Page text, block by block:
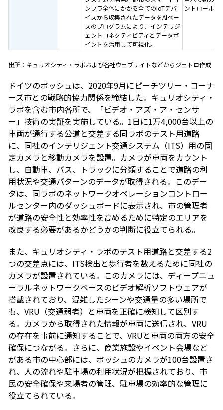
ンフラ全体にかかる全てのIoTデバ
イスから収集されたデータをAIベー
スのプログラムにより、インテリジ
ェントコネクティビティとデータポ
イントを活用して可視化。
ントロールセ
出所：キュリオシティ・ラボおよび各社ウェブサイトなどからジェトロ作成
ドイツのボッシュは、2020年9月にピーチツリー・コーナ
ーズ市との戦略的協力関係を締結した。キュリオシティ・
ラボを含む市内各所で、「ビデオ・アズ・ア・センサ
ー」技術の実証を実施している。1日に1万4,000台以上の
車両が通行する公道と交差する同ラボのテスト用道路
に、同社のインテリジェント交通システム（ITS）用の固
定カメラと移動カメラを設置。カメラが車両をカウント
し、自動車、バス、トラックに分類することで道路の利
用状況や交通パターンのデータが取得される。このデー
タは、同ラボのネットワークオペレーションコントロー
ルセンター内のダッシュボードに表示され、市の管理者
が道路の安全性と効率性を高めるために特定のエリアを
改良する必要があるかどうかの判断に役立てられる。
また、キュリオシティ・ラボのテスト用道路と交差する2
つの交差点には、ITS検出と歩行者を数えるために同社の
カメラが設置されている。このカメラには、ディープニュ
ーラルネットワークベースのビデオ解析ソフトウェアが
搭載されており、混雑したシーンや交通量の多い場所で
も、VRU（交通弱者）と車両を正確に検知して区別す
る。カメラから取得された情報が車両に送信され、VRU
の存在を事前に通知することで、VRUと車両の両方の安全
確保につながる。さらに、商業施設やイベント会場など
がある市の中心部には、ボッシュのカメラが100台設置さ
れ、人の流れや駐車場の利用状況が把握されており、市
民の安全確保や来場者の管理、駐車場の効率的な管理に
役立てられている。